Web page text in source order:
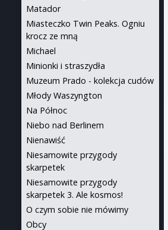
Matador
Miasteczko Twin Peaks. Ogniu
krocz ze mną
Michael
Minionki i straszydła
Muzeum Prado - kolekcja cudów
Młody Waszyngton
Na Północ
Niebo nad Berlinem
Nienawiść
Niesamowite przygody
skarpetek
Niesamowite przygody
skarpetek 3. Ale kosmos!
O czym sobie nie mówimy
Obcy